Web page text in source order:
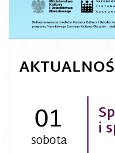
01
sobota i